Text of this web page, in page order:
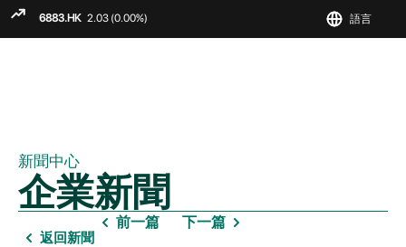
語言
新聞中心
企業新聞
返回新聞
前一篇 下一篇